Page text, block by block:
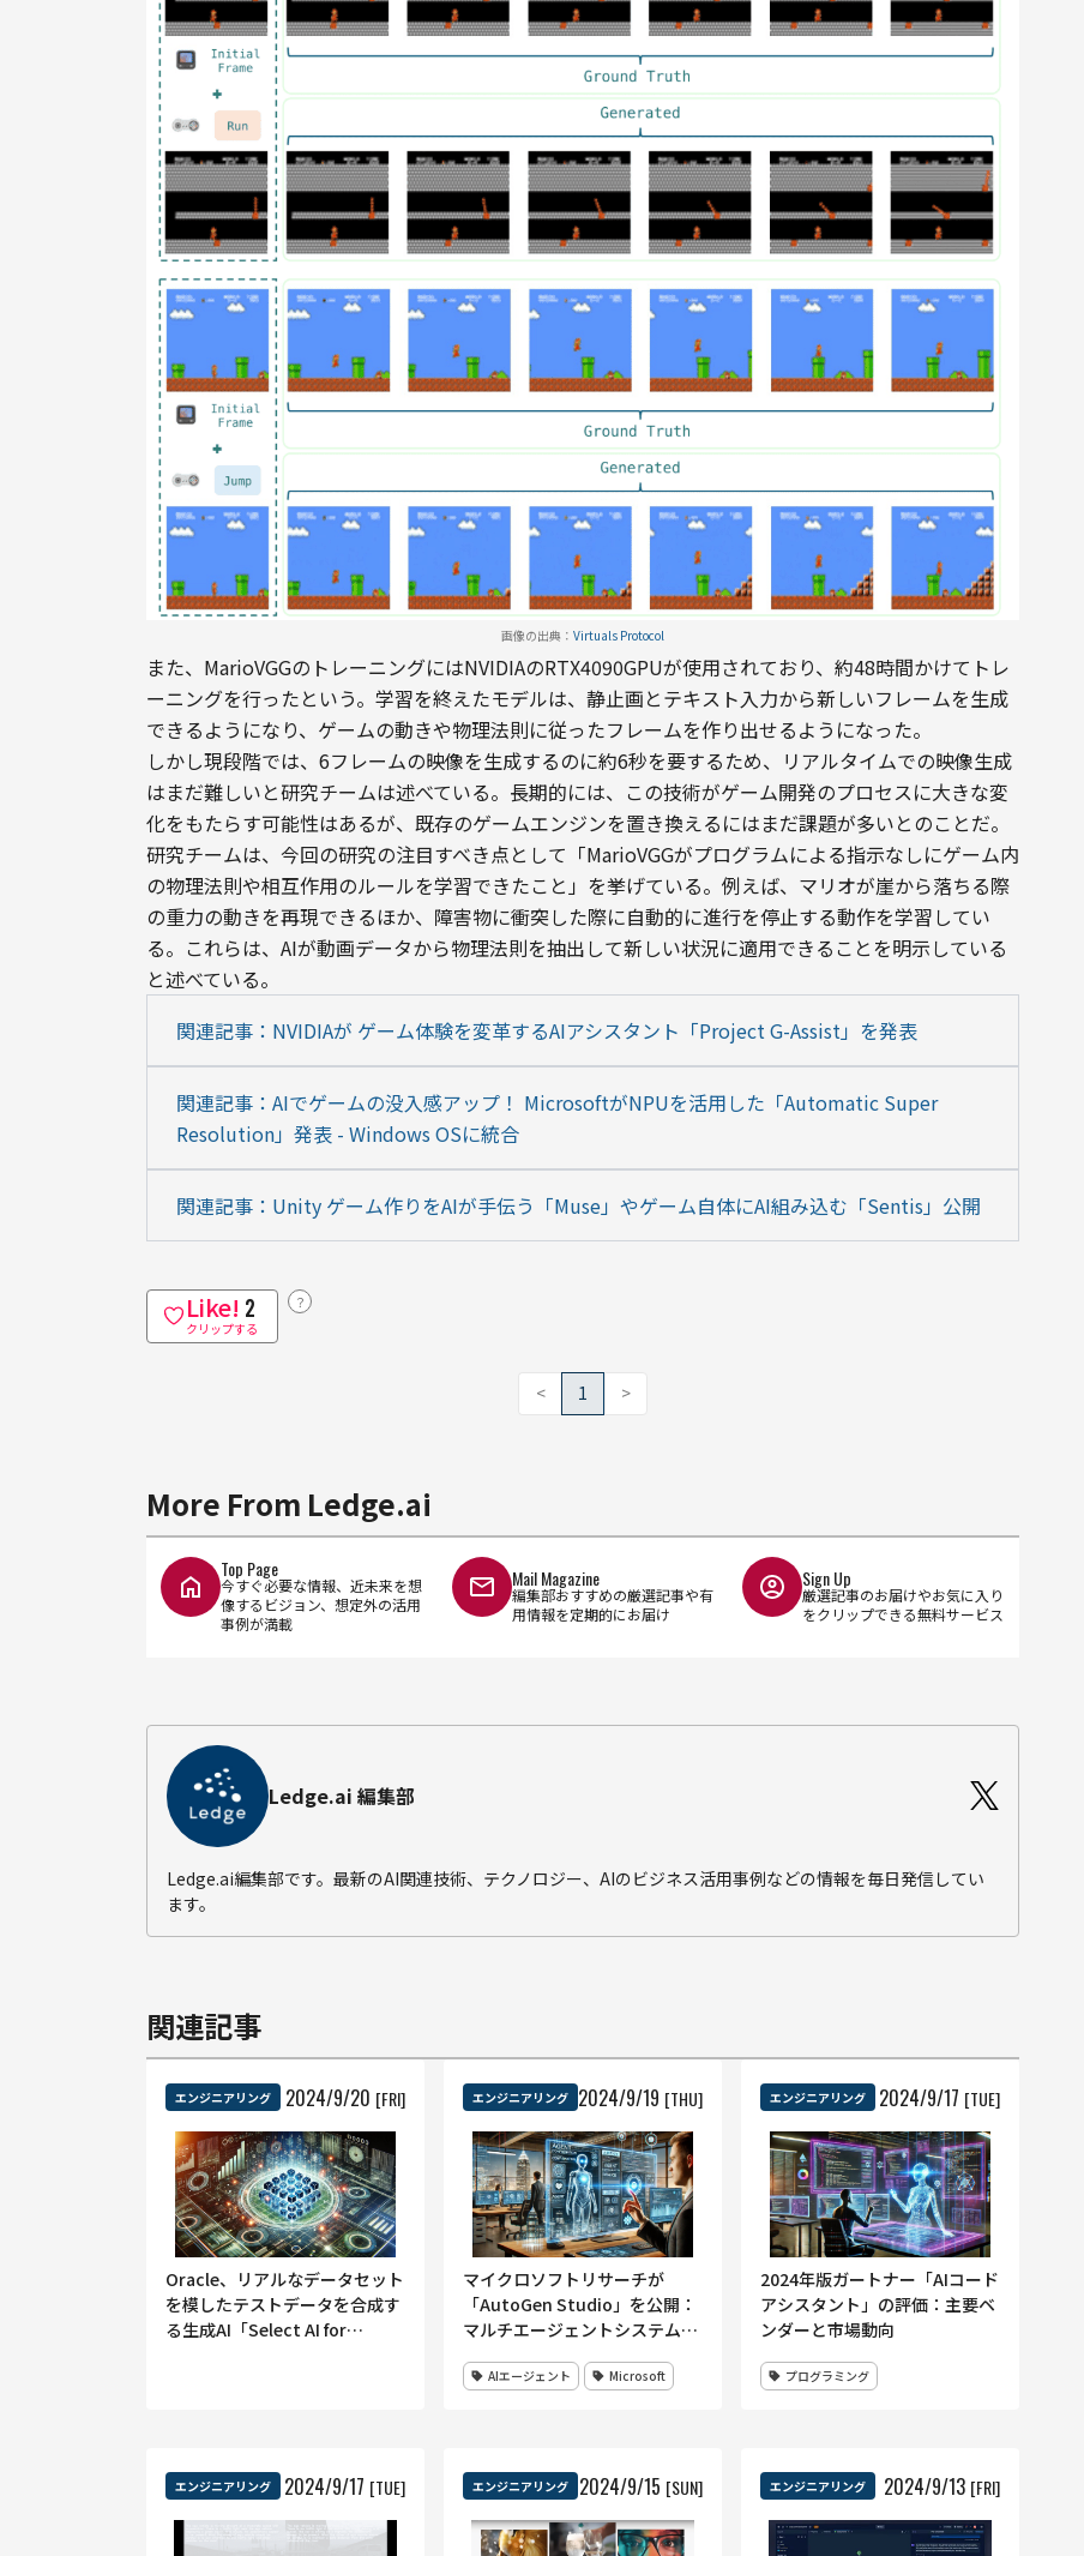
画像の出典： Virtuals Protocol
また、MarioVGGのトレーニングにはNVIDIAのRTX4090GPUが使用されており、約48時間かけてトレ
ーニングを行ったという。学習を終えたモデルは、静止画とテキスト入力から新しいフレームを生成
できるようになり、ゲームの動きや物理法則に従ったフレームを作り出せるようになった。
しかし現段階では、6フレームの映像を生成するのに約6秒を要するため、リアルタイムでの映像生成
はまだ難しいと研究チームは述べている。長期的には、この技術がゲーム開発のプロセスに大きな変
化をもたらす可能性はあるが、既存のゲームエンジンを置き換えるにはまだ課題が多いとのことだ。
研究チームは、今回の研究の注目すべき点として「MarioVGGがプログラムによる指示なしにゲーム内
の物理法則や相互作用のルールを学習できたこと」を挙げている。例えば、マリオが崖から落ちる際
の重力の動きを再現できるほか、障害物に衝突した際に自動的に進行を停止する動作を学習してい
る。これらは、AIが動画データから物理法則を抽出して新しい状況に適用できることを明示している
と述べている。
関連記事：NVIDIAが ゲーム体験を変革するAIアシスタント「Project G-Assist」を発表
関連記事：AIでゲームの没入感アップ！ MicrosoftがNPUを活用した「Automatic Super
Resolution」発表 - Windows OSに統合
関連記事：Unity ゲーム作りをAIが手伝う「Muse」やゲーム自体にAI組み込む「Sentis」公開
Like! 2
クリップする
？
< 1 >
More From Ledge.ai
Top Page
今すぐ必要な情報、近未来を想
像するビジョン、想定外の活用
事例が満載
Mail Magazine
編集部おすすめの厳選記事や有
用情報を定期的にお届け
Sign Up
厳選記事のお届けやお気に入り
をクリップできる無料サービス
Ledge.ai 編集部
Ledge.ai編集部です。最新のAI関連技術、テクノロジー、AIのビジネス活用事例などの情報を毎日発信してい
ます。
関連記事
エンジニアリング 2024/9/20 [FRI]
Oracle、リアルなデータセット
を模したテストデータを合成す
る生成AI「Select AI for
エンジニアリング 2024/9/19 [THU]
マイクロソフトリサーチが
「AutoGen Studio」を公開：
マルチエージェントシステム開
ールAIエージェント Microsoft
エンジニアリング 2024/9/17 [TUE]
2024年版ガートナー「AIコード
アシスタント」の評価：主要ベ
ンダーと市場動向
プログラミング
エンジニアリング 2024/9/17 [TUE] エンジニアリング 2024/9/15 [SUN] エンジニアリング 2024/9/13 [FRI]